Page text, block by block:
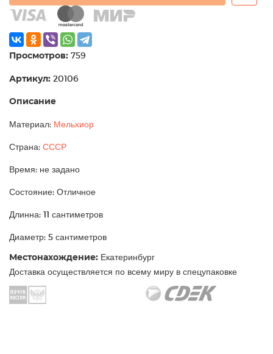
Просмотров: 759
Артикул: 20106
Описание
Материал: Мельхиор
Страна: СССР
Время: не задано
Состояние: Отличное
Длинна: 11 сантиметров
Диаметр: 5 сантиметров
Местонахождение: Екатеринбург
Доставка осуществляется по всему миру в спецупаковке